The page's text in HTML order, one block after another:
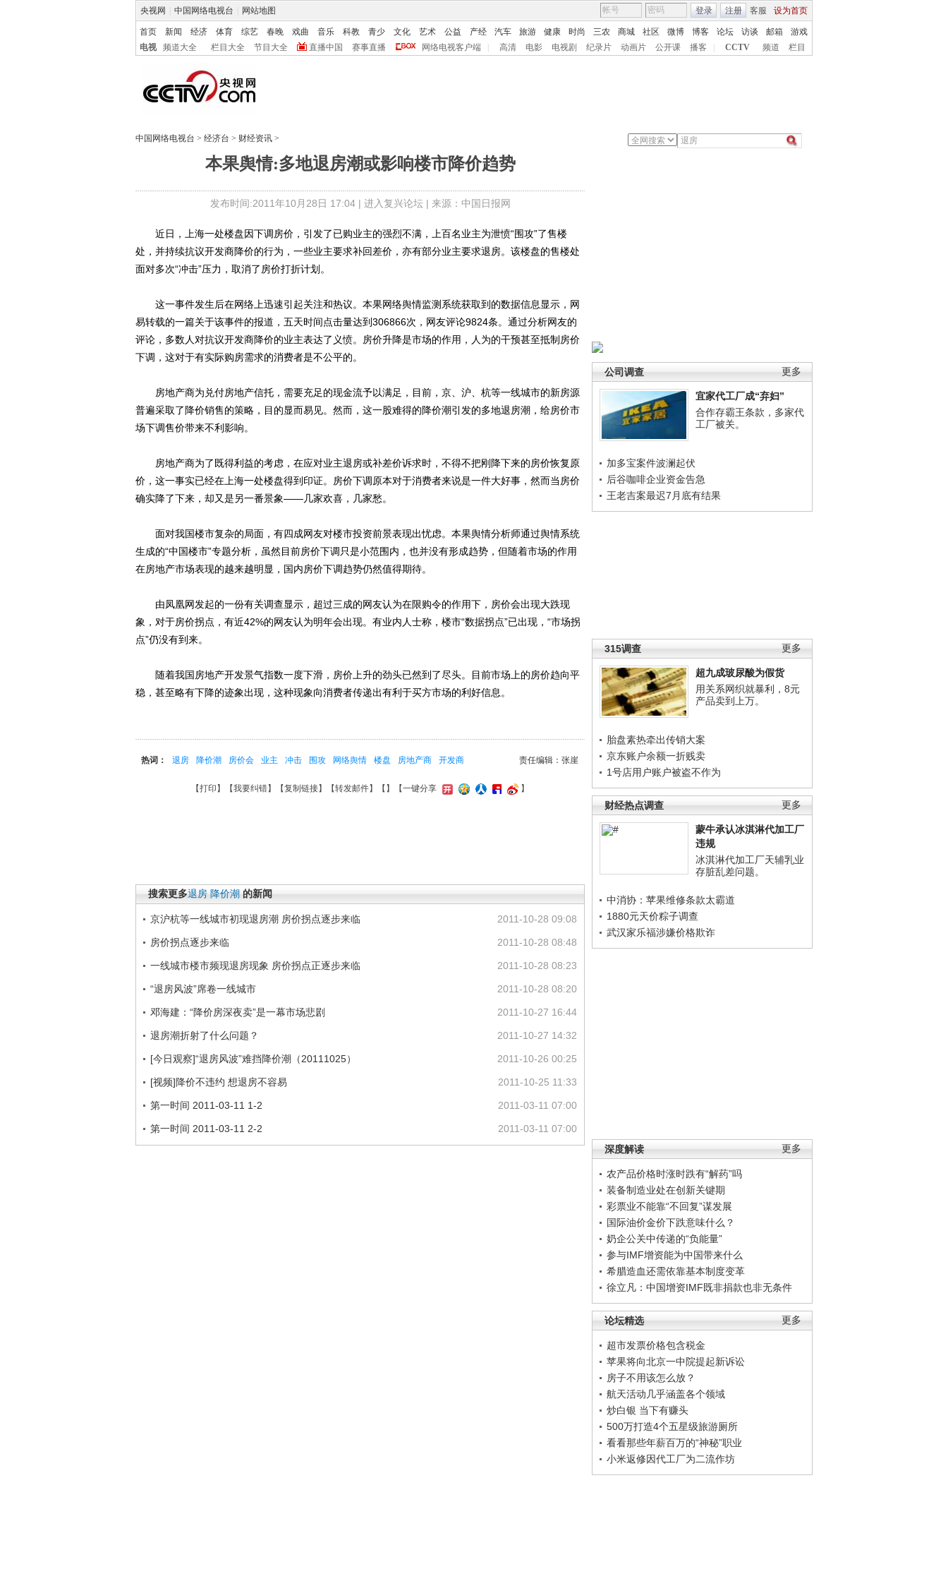
央视网 中国网络电视台 网站地图 客服 设为首页
登录 注册
首页 新闻 经济 体育 综艺 春晚 戏曲 音乐 科教 青少 文化 艺术 公益 产经 汽车 旅游 健康 时尚 三农 商城 社区 微博 博客 论坛 访谈 邮箱
游戏
电视
频道大全 栏目大全 节目大全 直播中国 赛事直播 网络电视客户端 高清 电影 电视剧 纪录片 动画片 公开课 播客 CCTV 频道 栏目
中国网络电视台 > 经济台 > 财经资讯 >
本果舆情:多地退房潮或影响楼市降价趋势
发布时间:2011年10月28日 17:04 | 进入复兴论坛| 来源：中国日报网
更多
公司调查
宜家代工厂成“弃妇”
合作存霸王条款，多家代
工厂被关。
加多宝案件波澜起伏
后谷咖啡企业资金告急
王老吉案最迟7月底有结果
更多
315调查
超九成玻尿酸为假货
用关系网织就暴利，8元
产品卖到上万。
胎盘素热牵出传销大案
京东账户余额一折贱卖
1号店用户账户被盗不作为
更多
财经热点调查
蒙牛承认冰淇淋代加工厂
违规
冰淇淋代加工厂天辅乳业
存脏乱差问题。
中消协：苹果维修条款太霸道
1880元天价粽子调查
武汉家乐福涉嫌价格欺诈
更多
深度解读
农产品价格时涨时跌有“解药”吗
装备制造业处在创新关键期
彩票业不能靠“不回复”谋发展
国际油价金价下跌意味什么？
奶企公关中传递的“负能量”
参与IMF增资能为中国带来什么
希腊造血还需依靠基本制度变革
徐立凡：中国增资IMF既非捐款也非无条件
更多
论坛精选
超市发票价格包含税金
苹果将向北京一中院提起新诉讼
房子不用该怎么放？
航天活动几乎涵盖各个领域
炒白银 当下有赚头
500万打造4个五星级旅游厕所
看看那些年薪百万的“神秘”职业
小米返修因代工厂为二流作坊
近日，上海一处楼盘因下调房价，引发了已购业主的强烈不满，上百名业主为泄愤“围攻”了售楼
处，并持续抗议开发商降价的行为，一些业主要求补回差价，亦有部分业主要求退房。该楼盘的售楼处
面对多次“冲击”压力，取消了房价打折计划。
这一事件发生后在网络上迅速引起关注和热议。本果网络舆情监测系统获取到的数据信息显示，网
易转载的一篇关于该事件的报道，五天时间点击量达到306866次，网友评论9824条。通过分析网友的
评论，多数人对抗议开发商降价的业主表达了义愤。房价升降是市场的作用，人为的干预甚至抵制房价
下调，这对于有实际购房需求的消费者是不公平的。
房地产商为兑付房地产信托，需要充足的现金流予以满足，目前，京、沪、杭等一线城市的新房源
普遍采取了降价销售的策略，目的显而易见。然而，这一股难得的降价潮引发的多地退房潮，给房价市
场下调售价带来不利影响。
房地产商为了既得利益的考虑，在应对业主退房或补差价诉求时，不得不把刚降下来的房价恢复原
价，这一事实已经在上海一处楼盘得到印证。房价下调原本对于消费者来说是一件大好事，然而当房价
确实降了下来，却又是另一番景象——几家欢喜，几家愁。
面对我国楼市复杂的局面，有四成网友对楼市投资前景表现出忧虑。本果舆情分析师通过舆情系统
生成的“中国楼市”专题分析，虽然目前房价下调只是小范围内，也并没有形成趋势，但随着市场的作用
在房地产市场表现的越来越明显，国内房价下调趋势仍然值得期待。
由凤凰网发起的一份有关调查显示，超过三成的网友认为在限购令的作用下，房价会出现大跌现
象，对于房价拐点，有近42%的网友认为明年会出现。有业内人士称，楼市“数据拐点”已出现，“市场拐
点”仍没有到来。
随着我国房地产开发景气指数一度下滑，房价上升的劲头已然到了尽头。目前市场上的房价趋向平
稳，甚至略有下降的迹象出现，这种现象向消费者传递出有利于买方市场的利好信息。
责任编辑：张崖
热词： 退房 降价潮 房价会 业主 冲击 围攻 网络舆情 楼盘 房地产商 开发商
【打印 】【我要纠错】【复制链接】【转发邮件】【 】 【一键分享 】
搜索更多退房 降价潮 的新闻
2011-10-28 09:08
京沪杭等一线城市初现退房潮 房价拐点逐步来临
2011-10-28 08:48
房价拐点逐步来临
2011-10-28 08:23
一线城市楼市频现退房现象 房价拐点正逐步来临
2011-10-28 08:20
“退房风波”席卷一线城市
2011-10-27 16:44
邓海建：“降价房深夜卖”是一幕市场悲剧
2011-10-27 14:32
退房潮折射了什么问题？
2011-10-26 00:25
[今日观察]“退房风波”难挡降价潮（20111025）
2011-10-25 11:33
[视频]降价不违约 想退房不容易
2011-03-11 07:00
第一时间 2011-03-11 1-2
2011-03-11 07:00
第一时间 2011-03-11 2-2